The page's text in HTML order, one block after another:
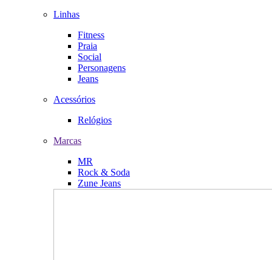
Linhas
Fitness
Praia
Social
Personagens
Jeans
Acessórios
Relógios
Marcas
MR
Rock & Soda
Zune Jeans